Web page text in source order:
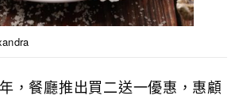
，餐廳推出買二送一優惠，惠顧